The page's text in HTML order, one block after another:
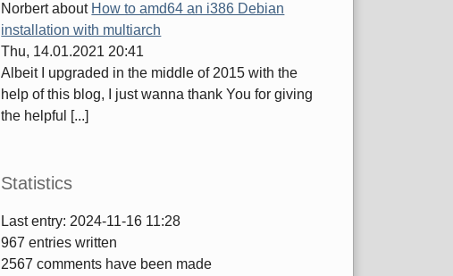
Norbertabout How to amd64 an i386 Debian
installation with multiarch
Thu, 14.01.2021 20:41
Albeit I upgraded in the middle of 2015 with the
help of this blog, I just wanna thank You for giving
the helpful [...]
Statistics
Last entry: 2024-11-16 11:28
967 entries written
2567 comments have been made